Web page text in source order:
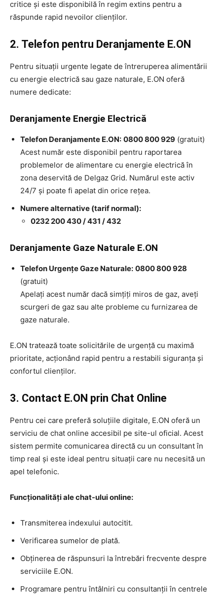
critice și este disponibilă în regim extins pentru a
răspunde rapid nevoilor clienților.
2. Telefon pentru Deranjamente E.ON
Pentru situații urgente legate de întreruperea alimentării
cu energie electrică sau gaze naturale, E.ON oferă
numere dedicate:
Deranjamente Energie Electrică
Telefon Deranjamente E.ON: 0800 800 929 (gratuit)
Acest număr este disponibil pentru raportarea
problemelor de alimentare cu energie electrică în
zona deservită de Delgaz Grid. Numărul este activ
24/7 și poate fi apelat din orice rețea.
Numere alternative (tarif normal):
0232 200 430 / 431 / 432
Deranjamente Gaze Naturale E.ON
Telefon Urgențe Gaze Naturale: 0800 800 928
(gratuit)
Apelați acest număr dacă simțiți miros de gaz, aveți
scurgeri de gaz sau alte probleme cu furnizarea de
gaze naturale.
E.ON tratează toate solicitările de urgență cu maximă
prioritate, acționând rapid pentru a restabili siguranța și
confortul clienților.
3. Contact E.ON prin Chat Online
Pentru cei care preferă soluțiile digitale, E.ON oferă un
serviciu de chat online accesibil pe site-ul oficial. Acest
sistem permite comunicarea directă cu un consultant în
timp real și este ideal pentru situații care nu necesită un
apel telefonic.
Funcționalități ale chat-ului online:
Transmiterea indexului autocitit.
Verificarea sumelor de plată.
Obținerea de răspunsuri la întrebări frecvente despre
serviciile E.ON.
Programare pentru întâlniri cu consultanții în centrele